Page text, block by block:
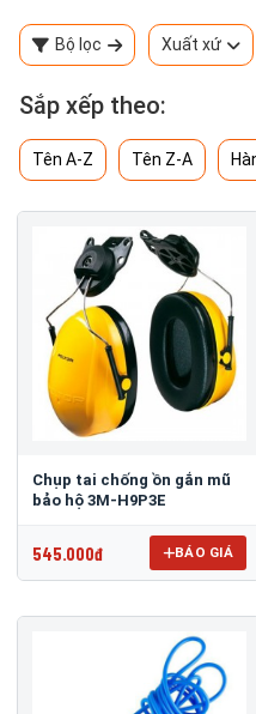
Bộ lọc Xuất xứ
Sắp xếp theo:
Tên A-Z Tên Z-A
Chụp tai chống ồn gắn mũ
bảo hộ 3M-H9P3E
545.000đ BÁO GIÁ